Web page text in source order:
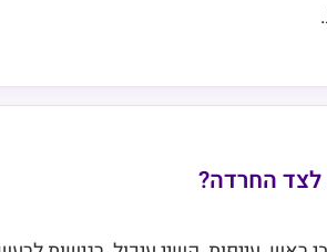
החרדה?